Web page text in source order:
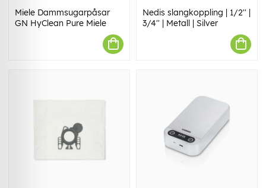
Miele Dammsugarpåsar
GN HyClean Pure Miele
Nedis slangkoppling | 1/2'' |
3/4'' | Metall | Silver